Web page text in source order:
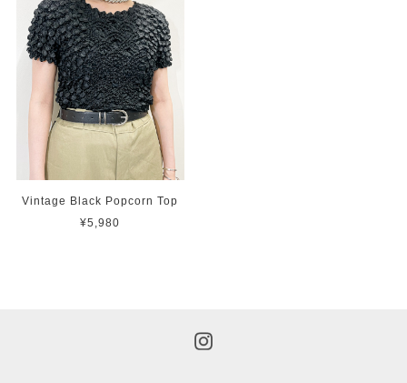
Vintage Black Popcorn Top
¥5,980